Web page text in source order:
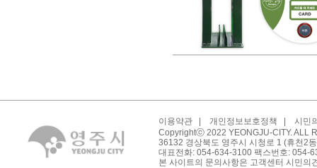
이용약관 개인정보보호정책
시민
Copyrightⓒ 2022 YEONGJU-CITY. ALL
36132 경상북도 영주시 시청로 1 (휴천2
대표전화: 054-634-3100 팩스번호: 054-
본 사이트의 문의사항은 고객센터 시민의